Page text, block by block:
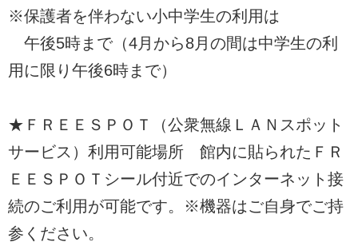
※保護者を伴わない小中学生の利用は
午後5時まで（4月から8月の間は中学生の利
用に限り午後6時まで）
★ＦＲＥＥＳＰＯＴ（公衆無線ＬＡＮスポット
サービス）利用可能場所 館内に貼られたＦＲ
ＥＥＳＰＯＴシール付近でのインターネット接
続のご利用が可能です。※機器はご自身でご持
参ください。